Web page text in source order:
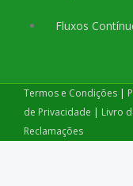
Fluxos
Termos e Condições |
de Privacidade | Livro
Reclamações